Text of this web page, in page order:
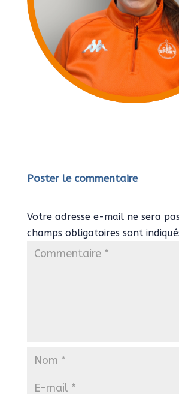
Poster le commentaire
Votre adresse e-mail ne sera
champs obligatoires sont